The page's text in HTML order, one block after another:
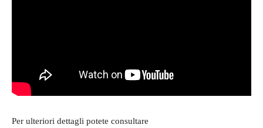
Per ulteriori dettagli potete consultare